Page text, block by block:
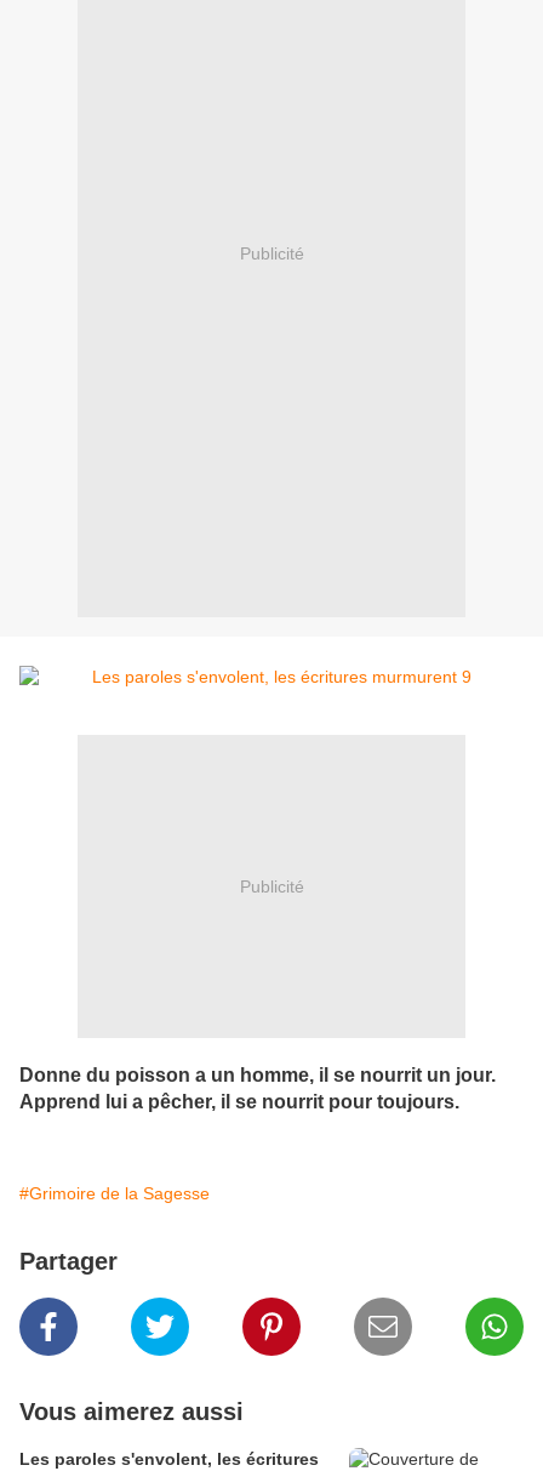
Publicité
Publicité
Donne du poisson a un homme, il se nourrit un jour.
Apprend lui a pêcher, il se nourrit pour toujours.
#Grimoire de la Sagesse
Partager
Vous aimerez aussi
Les paroles s'envolent, les écritures